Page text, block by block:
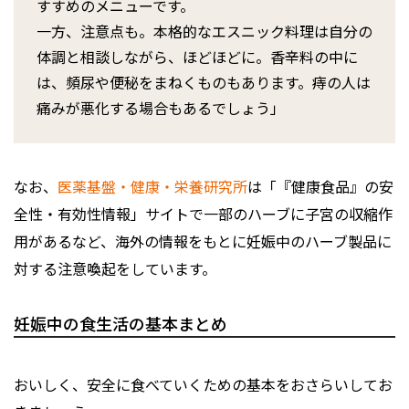
すすめのメニューです。
一方、注意点も。本格的なエスニック料理は自分の
体調と相談しながら、ほどほどに。香辛料の中に
は、頻尿や便秘をまねくものもあります。痔の人は
痛みが悪化する場合もあるでしょう」
なお、 医薬基盤・健康・栄養研究所は「『健康食品』の安
全性・有効性情報」サイトで一部のハーブに子宮の収縮作
用があるなど、海外の情報をもとに妊娠中のハーブ製品に
対する注意喚起をしています。
妊娠中の食生活の基本まとめ
おいしく、安全に食べていくための基本をおさらいしてお